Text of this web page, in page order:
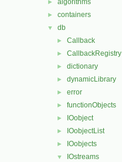
► algorithms
► containers
▼ db
► Callback
► CallbackRegistry
► dictionary
► dynamicLibrary
► error
► functionObjects
► IOobject
► IOobjectList
► IOobjects
▼ IOstreams